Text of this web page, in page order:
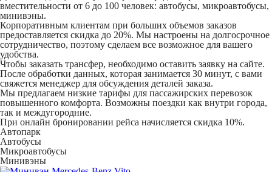
вместительности от 6 до 100 человек: автобусы, микроавтобусы,
минивэны.
Корпоративным клиентам при больших объемов заказов
предоставляется скидка до 20%. Мы настроены на долгосрочное
сотрудничество, поэтому сделаем все возможное для вашего
удобства.
Чтобы заказать трансфер, необходимо оставить заявку на сайте.
После обработки данных, которая занимается 30 минут, с вами
свяжется менеджер для обсуждения деталей заказа.
Мы предлагаем низкие тарифы для пассажирских перевозок
повышенного комфорта. Возможны поездки как внутри города,
так и междугородние.
При онлайн бронировании рейса начисляется скидка 10%.
Автопарк
Автобусы
Микроавтобусы
Минивэны